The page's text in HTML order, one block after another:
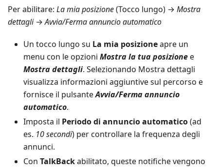
Per abilitare: La mia posizione(Tocco lungo) → Mostra
dettagli→Avvia/Ferma annuncio automatico
Un tocco lungo su La mia posizioneapre un
menu con le opzioni Mostra la tua posizionee
Mostra dettagli. Selezionando Mostra dettagli
visualizza informazioni aggiuntive sul percorso e
fornisce il pulsanteAvvia/Ferma annuncio
automatico.
Imposta il Periodo di annuncio automatico(ad
es. 10 secondi) per controllare la frequenza degli
annunci.
Con TalkBackabilitato, queste notifiche vengono